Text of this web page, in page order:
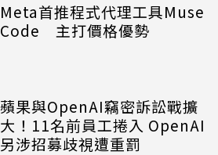
Meta首推程式代理工具Muse
Code 主打價格優勢
蘋果與OpenAI竊密訴訟戰擴
大！11名前員工捲入 OpenAI
另涉招募歧視遭重罰